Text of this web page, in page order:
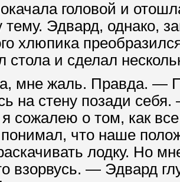
головой и
тему. Эдвард, однако,
хлюпика
стола и сделал
мне жаль. Правда. —
на стену позади
сожалею о том, как
понимал, что наше
лодку. Но
взорвусь. — Эдвард